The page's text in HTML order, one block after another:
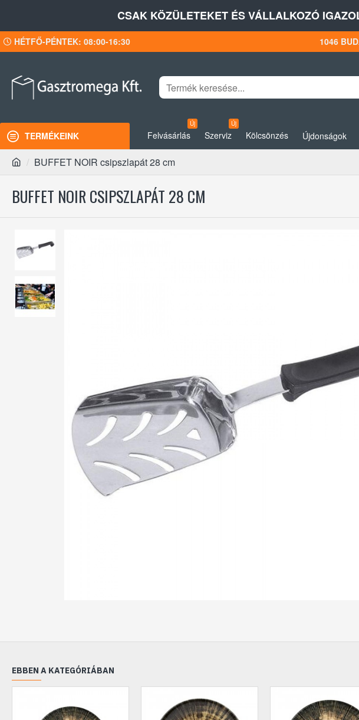
CSAK KÖZÜLETEKET ÉS VÁLLALKOZÓ
HÉTFŐ-PÉNTEK: 08:00-16:30 1046
TERMÉKEINK Felvásárlás
Új
Szerviz
Új
Kölcsönzés Újdonságok
BUFFET NOIR csipszlapát 28 cm
BUFFET NOIR CSIPSZLAPÁT 28 CM
EBBEN A KATEGÓRIÁBAN